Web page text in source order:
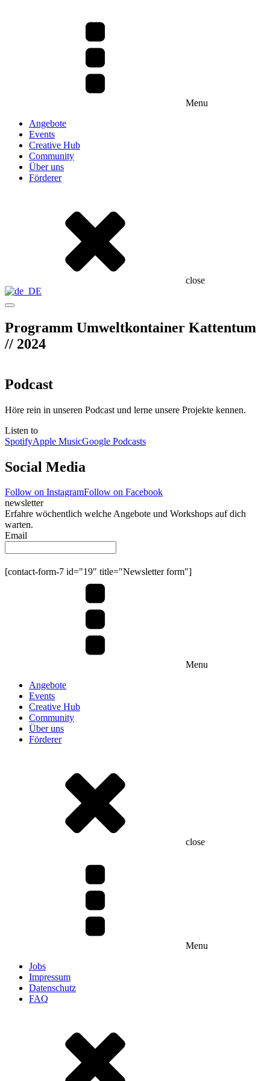
Menu
Angebote
Events
Creative Hub
Community
Über uns
Förderer
close
Programm Umweltkontainer Kattentum
// 2024
Podcast
Höre rein in unseren Podcast und lerne unsere Projekte kennen.
Listen to
SpotifyApple MusicGoogle Podcasts
Social Media
Follow on InstagramFollow on Facebook
newsletter
Erfahre wöchentlich welche Angebote und Workshops auf dich
warten.
Email
[contact-form-7 id="19" title="Newsletter form"]
Menu
Angebote
Events
Creative Hub
Community
Über uns
Förderer
close
Menu
Jobs
Impressum
Datenschutz
FAQ